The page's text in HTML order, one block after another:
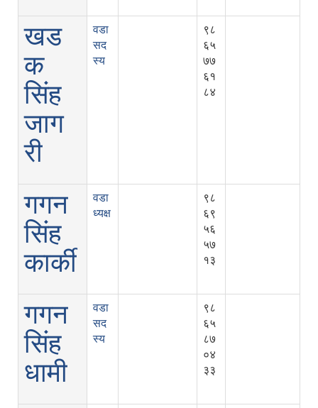
खड
क
सिंह
जाग
री
वडा
सद
स्य
९८
६५
७७
६१
८४
गगन
सिंह
कार्की
वडा
ध्यक्ष
९८
६९
५६
५७
१३
गगन
सिंह
धामी
वडा
सद
स्य
९८
६५
८७
०४
३३